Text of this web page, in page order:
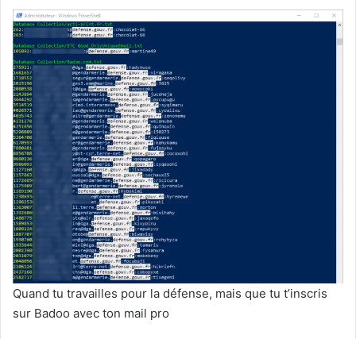
Quand tu travailles pour la défense, mais que tu t’inscris
sur Badoo avec ton mail pro